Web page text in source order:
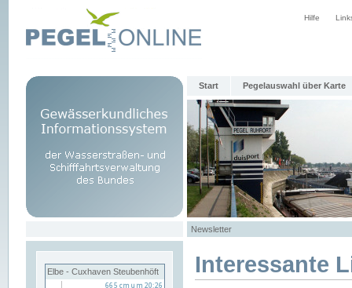
Hilfe
Start Pegelauswahl über Karte
Newsletter
Elbe - Cuxhaven Steubenhöft Interessante